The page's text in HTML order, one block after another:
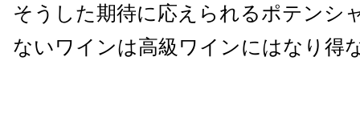
そうした期待に応えられるポテンシ
ないワインは高級ワインにはなり得